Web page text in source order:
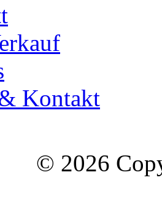
Kontakt
© 2026